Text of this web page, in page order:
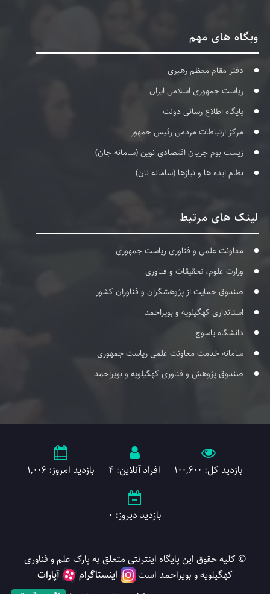
وبگاه های مهم
دفتر مقام معظم رهبری
ریاست جمهوری اسلامی ایران
پایگاه اطلاع رسانی دولت
مرکز ارتباطات مردمی رئیس جمهور
زیست بوم جریان اقتصادی نوین (سامانه جان)
نظام ایده ها و نیازها (سامانه نان)
لینک های مرتبط
معاونت علمی و فناوری ریاست جمهوری
وزارت علوم، تحقیقات و فناوری
صندوق حمایت از پژوهشگران و فناوران کشور
استانداری کهگیلویه و بویراحمد
دانشگاه یاسوج
سامانه خدمت معاونت علمی ریاست جمهوری
صندوق پژوهش و فناوری کهگیلویه و بویراحمد
بازدید کل: 100,600 افراد آنلاین: 4 بازدید امروز: 1,006
بازدید دیروز: 0
© کلیه حقوق این پایگاه اینترنتی متعلق به پارک علم و فناوری
کهگیلویه و بویراحمد است
اینستاگرام
آپارات